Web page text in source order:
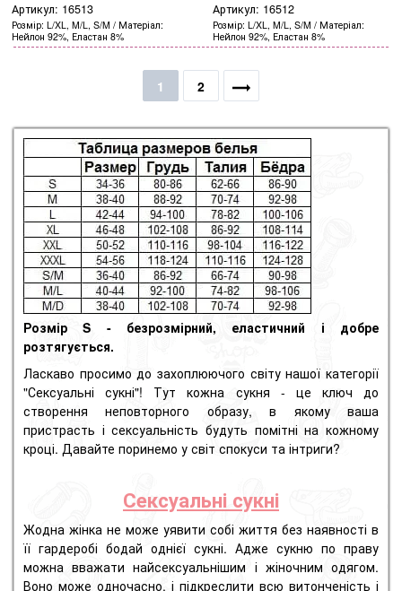
Артикул: 16513
Розмір L/XL, M/L, S/M
Матеріал
Нейлон 92%, Еластан 8%
Артикул: 16512
Розмір L/XL, M/L, S/M
Матеріал
Нейлон 92%, Еластан 8%
1 2
Розмір S - безрозмірний, еластичний і добре
розтягується.
Ласкаво просимо до захоплюючого світу нашої категорії
"Сексуальні сукні"! Тут кожна сукня - це ключ до
створення неповторного образу, в якому ваша
пристрасть і сексуальність будуть помітні на кожному
кроці. Давайте поринемо у світ спокуси та інтриги?
Сексуальні сукні
Жодна жінка не може уявити собі життя без наявності в
її гардеробі бодай однієї сукні. Адже сукню по праву
можна вважати найсексуальнішим і жіночним одягом.
Воно може одночасно, і підкреслити всю витонченість і